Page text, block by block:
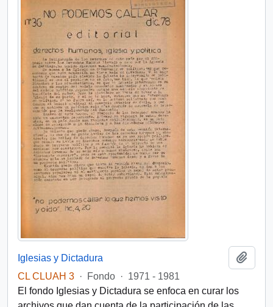
Iglesias y Dictadura
CL CLUAH 3 · Fondo · 1971 - 1981
El fondo Iglesias y Dictadura se enfoca en curar los